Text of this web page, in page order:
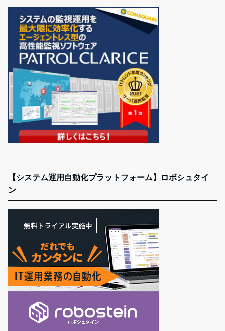
【システム運用自動化プラットフォーム】ロボシュタイ
ン